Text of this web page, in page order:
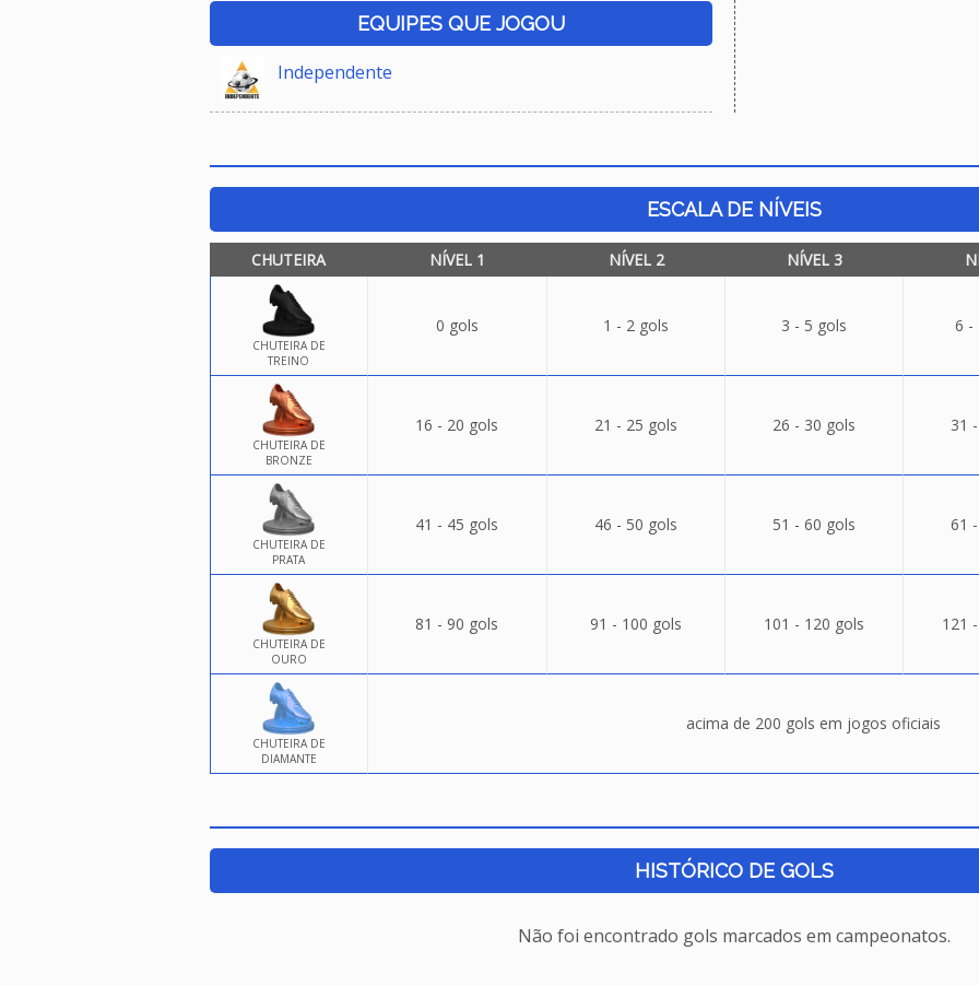
EQUIPES QUE JOGOU
Independente
ESCALA DE NÍVEIS
CHUTEIRA NÍVEL 1 NÍVEL 2 NÍVEL 3
CHUTEIRA DE
TREINO
0 gols 1 - 2 gols 3 - 5 gols 6 -
CHUTEIRA DE
BRONZE
16 - 20 gols 21 - 25 gols 26 - 30 gols 31
CHUTEIRA DE
PRATA
41 - 45 gols 46 - 50 gols 51 - 60 gols 61
CHUTEIRA DE
OURO
81 - 90 gols 91 - 100 gols 101 - 120 gols 121
CHUTEIRA DE
DIAMANTE
acima de 200 gols em jogos oficiais
HISTÓRICO DE GOLS
Não foi encontrado gols marcados em campeonatos.